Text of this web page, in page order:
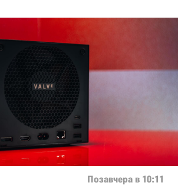
Позавчера в 10:11